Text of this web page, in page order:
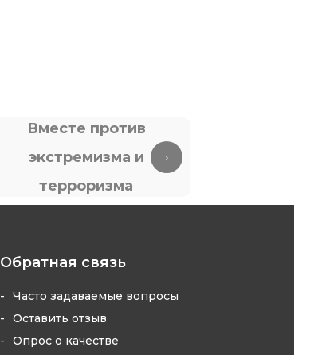
Вместе против
экстремизма и
терроризма
›
Обратная связь
Часто задаваемые вопросы
Оставить отзыв
Опрос о качестве